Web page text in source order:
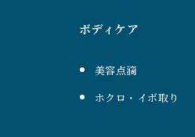
ボディケア
美容点滴
ホクロ・イボ取り